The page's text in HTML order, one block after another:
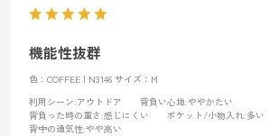
機能性抜群
色：COFFEE | N3146 サイズ：M
利用シーン:アウトドア 背負い心地:ややかたい
背負った時の重さ:感じにくい ポケット/小物入れ:多い
背中の通気性:やや高い